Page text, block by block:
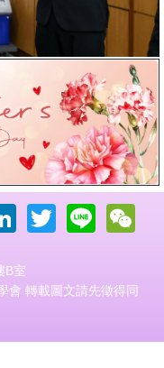
LinkedIn
Twitter
Line
B室
會 轉載圖文請先徵得同